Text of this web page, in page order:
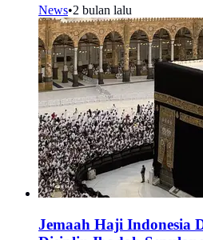
News•2 bulan lalu
Jemaah Haji Indonesia